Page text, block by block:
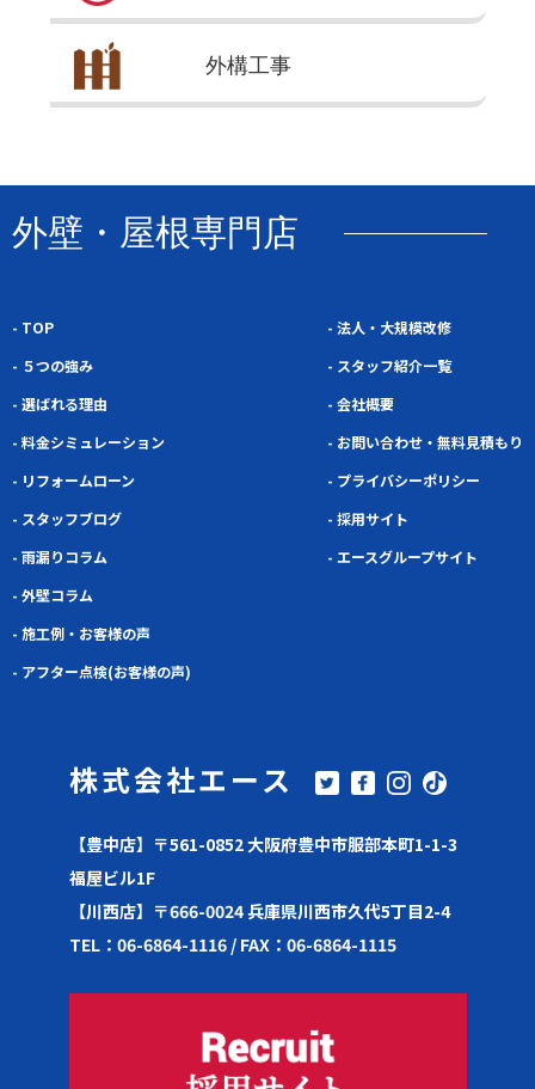
外構工事
外壁・屋根専門店
- TOP
- ５つの強み
- 選ばれる理由
- 料金シミュレーション
- リフォームローン
- スタッフブログ
- 雨漏りコラム
- 外壁コラム
- 施工例・お客様の声
- アフター点検(お客様の声)
- 法人・大規模改修
- スタッフ紹介一覧
- 会社概要
- お問い合わせ・無料見積もり
- プライバシーポリシー
- 採用サイト
- エースグループサイト
株式会社エース
【豊中店】〒561-0852 大阪府豊中市服部本町1-1-3
福屋ビル1F
【川西店】〒666-0024 兵庫県川西市久代5丁目2-4
TEL：06-6864-1116 / FAX：06-6864-1115